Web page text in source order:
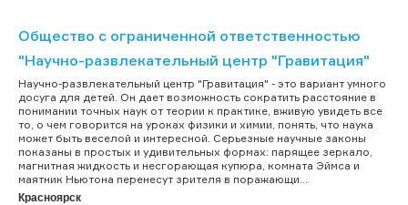
Общество с ограниченной ответственностью
"Научно-развлекательный центр "Гравитация"
Научно-развлекательный центр "Гравитация" - это вариант умного
досуга для детей. Он дает возможность сократить расстояние в
понимании точных наук от теории к практике, вживую увидеть все
то, о чем говорится на уроках физики и химии, понять, что наука
может быть веселой и интересной. Серьезные научные законы
показаны в простых и удивительных формах: парящее зеркало,
магнитная жидкость и несгорающая купюра, комната Эймса и
маятник Ньютона перенесут зрителя в поражающи...
Красноярск